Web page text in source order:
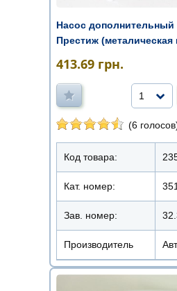
Насос дополнительный
Престиж (металическая
413.69 грн.
1
(6
Код товара:
Кат. номер:
Зав. номер:
Производитель